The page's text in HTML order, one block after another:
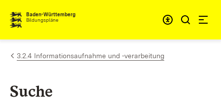
Zum Inhalt springen
Baden-Württemberg
Bildungspläne
3.2.4 Informationsaufnahme und -verarbeitung
Suche